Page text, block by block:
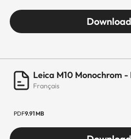
Download
Leica M10 Monochrom
Français
PDF9.91 MB